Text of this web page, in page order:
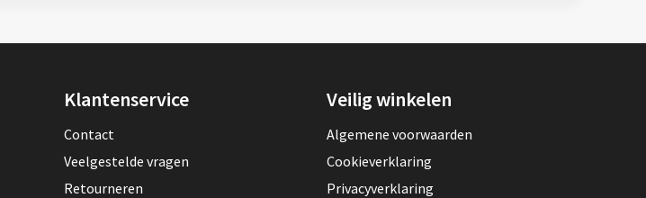
Klantenservice
Contact
Veelgestelde vragen
Retourneren
Veilig winkelen
Algemene voorwaarden
Cookieverklaring
Privacyverklaring